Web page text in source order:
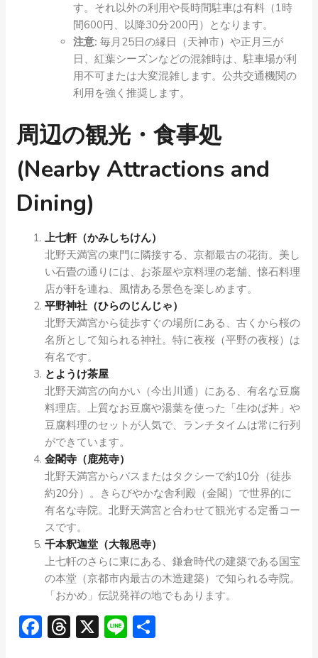
す。それ以外の利用や長時間駐車は有料（1時
間600円、以降30分200円）となります。
注意: 毎月25日の縁日（天神市）や正月三が
日、紅葉シーズンなどの混雑時は、駐車場が利
用不可または大変混雑します。公共交通機関の
利用を強く推奨します。
周辺の観光・食事処
(Nearby Attractions and
Dining)
上七軒（かみしちけん）
北野天満宮の東門に隣接する、京都最古の花街。美し
い石畳の通りには、お茶屋や京料理の老舗、懐石料理
店が軒を連ね、風情ある景色を楽しめます。
平野神社（ひらのじんじゃ）
北野天満宮から徒歩すぐの場所にある、古くから桜の
名所として知られる神社。特に夜桜（平野の夜桜）は
有名です。
とようけ茶屋
北野天満宮の向かい（今出川通）にある、有名な豆腐
料理店。上質なお豆腐や湯葉を使った「生ゆば丼」や
豆腐料理のセットが人気で、ランチタイムは常に行列
ができています。
金閣寺（鹿苑寺）
北野天満宮からバスまたはタクシーで約10分（徒歩
約20分）。きらびやかな舎利殿（金閣）で世界的に
有名な寺院。北野天満宮と合わせて観光する定番コー
スです。
千本釈迦堂（大報恩寺）
上七軒のさらに東にある、鎌倉時代の建築である国宝
の本堂（京都市内最古の木造建築）で知られる寺院。
「おかめ」伝説発祥の地でもあります。
Facebook
Threads
X Line